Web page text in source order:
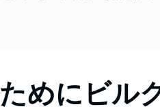
めにビル